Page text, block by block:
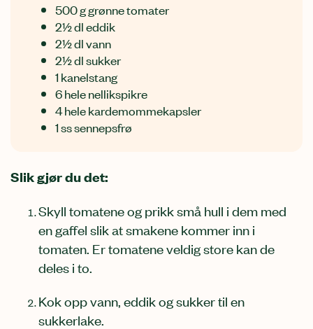
500 g grønne tomater
2½ dl eddik
2½ dl vann
2½ dl sukker
1 kanelstang
6 hele nellikspikre
4 hele kardemommekapsler
1 ss sennepsfrø
Slik gjør du det:
Skyll tomatene og prikk små hull i dem med
en gaffel slik at smakene kommer inn i
tomaten. Er tomatene veldig store kan de
deles i to.
Kok opp vann, eddik og sukker til en
sukkerlake.